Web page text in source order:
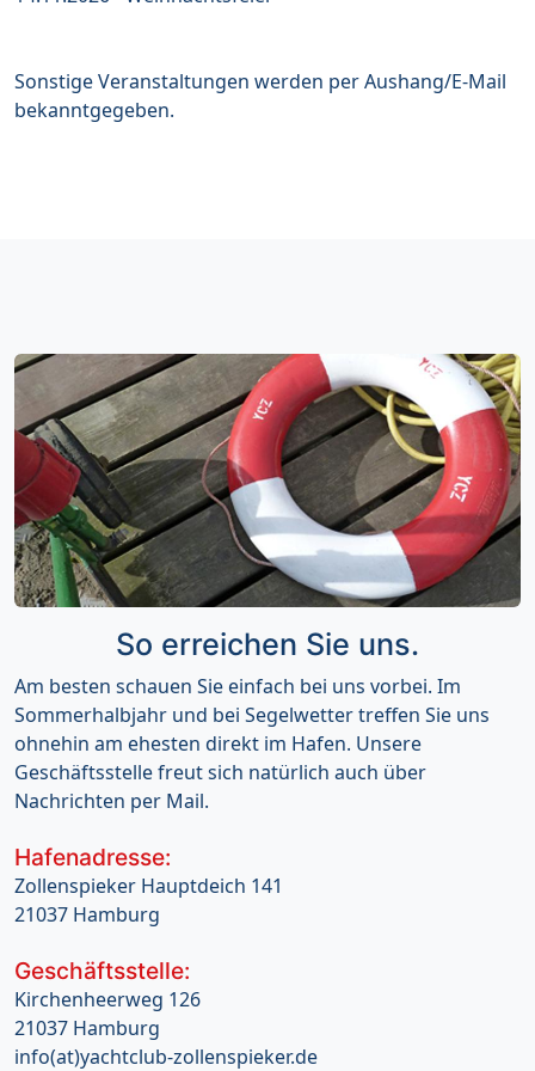
Sonstige Veranstaltungen werden per Aushang/E-Mail
bekanntgegeben.
So erreichen Sie uns.
Am besten schauen Sie einfach bei uns vorbei. Im
Sommerhalbjahr und bei Segelwetter treffen Sie uns
ohnehin am ehesten direkt im Hafen. Unsere
Geschäftsstelle freut sich natürlich auch über
Nachrichten per Mail.
Hafenadresse:
Zollenspieker Hauptdeich 141
21037 Hamburg
Geschäftsstelle:
Kirchenheerweg 126
21037 Hamburg
info(at)yachtclub-zollenspieker.de